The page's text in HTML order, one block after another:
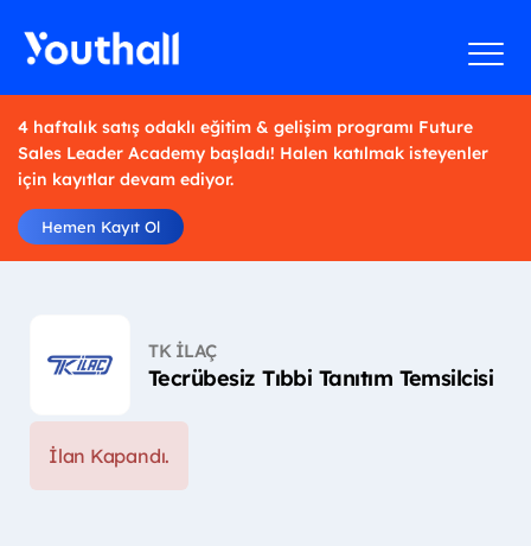
4 haftalık satış odaklı eğitim & gelişim programı Future
Sales Leader Academy başladı! Halen katılmak isteyenler
için kayıtlar devam ediyor.
Hemen Kayıt Ol
TK İLAÇ
Tecrübesiz Tıbbi Tanıtım Temsilcisi
İlan Kapandı.